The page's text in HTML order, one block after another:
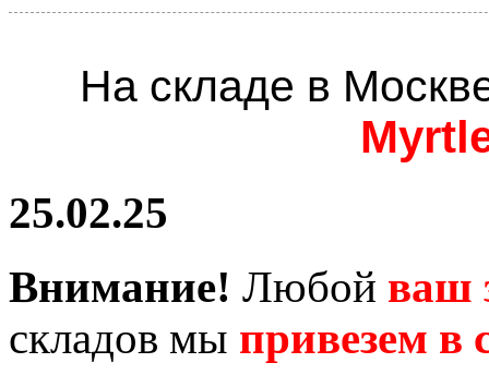
На складе в
25.02.25
Внимание! Любой ваш
складов мы привезем в